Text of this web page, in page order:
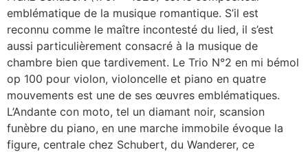
emblématique de la musique romantique. S’il est
reconnu comme le maître incontesté du lied, il s’est
aussi particulièrement consacré à la musique de
chambre bien que tardivement. Le Trio N°2 en mi bémol
op 100 pour violon, violoncelle et piano en quatre
mouvements est une de ses œuvres emblématiques.
L’Andante con moto, tel un diamant noir, scansion
funèbre du piano, en une marche immobile évoque la
figure, centrale chez Schubert, du Wanderer, ce